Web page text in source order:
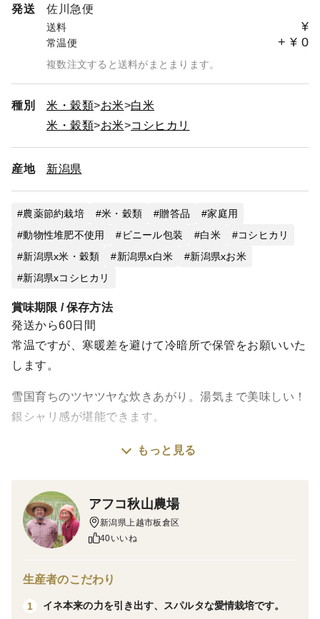
発送 佐川急便
送料 ¥
常温便 + ¥ 0
複数注文すると送料がまとまります。
種別 米・穀類 お米
白米
米・穀類
お米 コシヒカリ
産地 新潟県
農薬節約栽培 米・穀類 贈答品
家庭用
動物性堆肥不使用
ビニール包装 白米
コシヒカリ
新潟県x米・穀類
新潟県x白米
新潟県xお米
新潟県xコシヒカリ
賞味期限 / 保存方法
発送から60日間
常温ですが、寒暖差を避けて冷暗所で保管をお願いいた
します。
雪国育ちのツヤツヤな炊きあがり。湯気まで美味しい！
銀シャリ感が堪能できます。
甘みと粘りがあります。冷めると甘みが増します。お弁
当やおにぎりにも喜ばれます。
「子供がたくさん食べるようになって嬉しい」というお
客様の声をいただきます。
栽培・生産のこだわり
もっと見る
アフコ秋山農場
新潟県上越市板倉区
40いいね
生産者のこだわり
1
イネ本来の力を引き出す、スパルタな愛情栽培です。